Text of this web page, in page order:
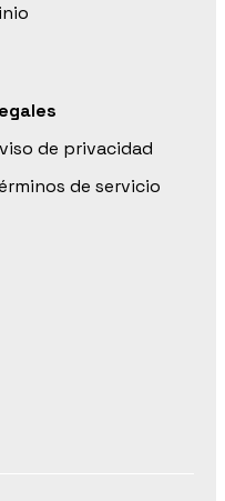
de privacidad
de servicio